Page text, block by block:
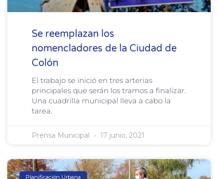
Se reemplazan los
nomencladores de la Ciudad de
Colón
El trabajo se inició en tres arterias
principales que serán los tramos a finalizar.
Una cuadrilla municipal lleva a cabo la
tarea.
Prensa Municipal 17 junio, 2021
Planificación Urbana